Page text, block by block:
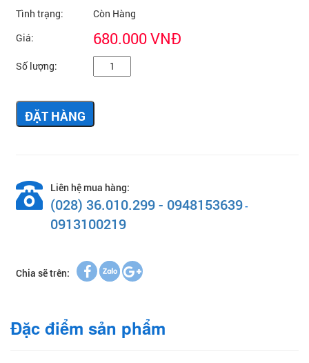
Tình trạng:
Còn Hàng
Giá:
680.000 VNĐ
Số lượng:
ĐẶT HÀNG
Liên hệ mua hàng:
(028) 36.010.299 - 0948153639-
0913100219
Chia sẽ trên:
Đặc điểm sản phẩm